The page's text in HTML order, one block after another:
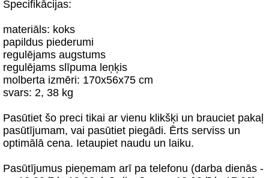
Specifikācijas:
materiāls: koks
papildus piederumi
regulējams augstums
regulējams slīpuma leņķis
molberta izmēri: 170x56x75 cm
svars: 2, 38 kg
Pasūtiet šo preci tikai ar vienu klikšķi un brauciet pakaļ
pasūtījumam, vai pasūtiet piegādi. Ērts serviss un
optimālā cena. Ietaupiet naudu un laiku.
Pasūtījumus pieņemam arī pa telefonu (darba dienās -